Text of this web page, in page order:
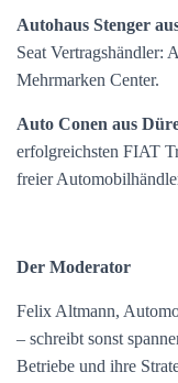
Autohaus Stenger
Seat Vertragshändler:
Mehrmarken Center.
Auto Conen aus
erfolgreichsten FIAT
freier
Der Moderator
Felix Altmann,
– schreibt sonst
Betriebe und ihre